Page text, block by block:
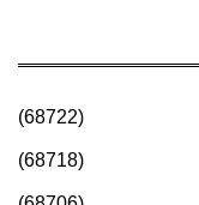
(68722)
(68718)